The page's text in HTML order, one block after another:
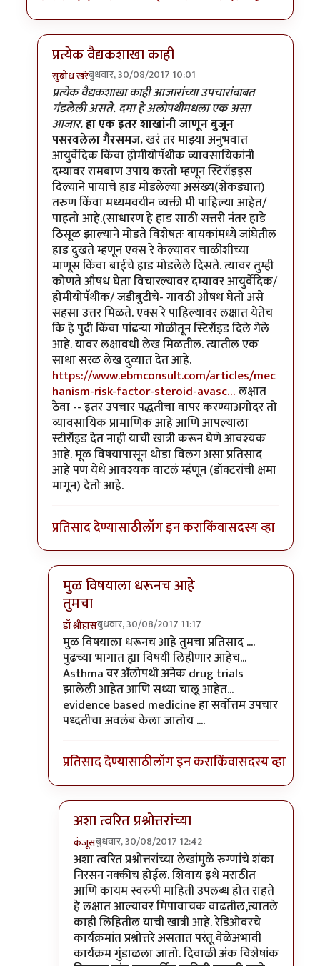
प्रत्येक वैद्यकशाखा काही
सुबोध खरेबुधवार, 30/08/2017 10:01
In reply toतुम्ही तुमच्याbyकंजूस
प्रत्येक वैद्यकशाखा काही आजारांच्या उपचारांबाबत
गंडलेली असते. दमा हे अलोपथीमधला एक असा
आजार.हा एक इतर शाखांनी जाणून बुजून
पसरवलेला गैरसमज.खरं तर माझ्या अनुभवात
आयुर्वेदिक किंवा होमीयोपॅथीक व्यावसायिकांनी
दम्यावर रामबाण उपाय करतो म्हणून स्टिरॉइड्स
दिल्याने पायाचे हाड मोडलेल्या असंख्य(शेकड्यात)
तरुण किंवा मध्यमवयीन व्यक्ती मी पाहिल्या आहेत/
पाहतो आहे.(साधारण हे हाड साठी सत्तरी नंतर हाडे
ठिसूळ झाल्याने मोडते विशेषतः बायकांमध्ये जांघेतील
हाड दुखते म्हणून एक्स रे केल्यावर चाळीशीच्या
माणूस किंवा बाईचे हाड मोडलेले दिसते. त्यावर तुम्ही
कोणते औषध घेता विचारल्यावर दम्यावर आयुर्वेदिक/
होमीयोपॅथीक/ जडीबुटीचे- गावठी औषध घेतो असे
सहसा उत्तर मिळते. एक्स रे पाहिल्यावर लक्षात येतेच
कि हे पुदी किंवा पांढऱ्या गोळीतून स्टिरॉइड दिले गेले
आहे. यावर लक्षावधी लेख मिळतील. त्यातील एक
साधा सरळ लेख दुव्यात देत आहे.
https://www.ebmconsult.com/articles/mec
hanism-risk-factor-steroid-avasc…लक्षात
ठेवा -- इतर उपचार पद्धतीचा वापर करण्याअगोदर तो
व्यावसायिक प्रामाणिक आहे आणि आपल्याला
स्टीरॉइड देत नाही याची खात्री करून घेणे आवश्यक
आहे. मूळ विषयापासून थोडा विलग असा प्रतिसाद
आहे पण येथे आवश्यक वाटलं म्हंणून (डॉक्टरांची क्षमा
मागून) देतो आहे.
प्रतिसाद देण्यासाठीलॉग इन कराकिंवासदस्य व्हा
मुळ विषयाला धरूनच आहे
तुमचा
डॉ श्रीहासबुधवार, 30/08/2017 11:17
In reply toप्रत्येक वैद्यकशाखा काहीbyसुबोध खरे
मुळ विषयाला धरूनच आहे तुमचा प्रतिसाद ....
पुढच्या भागात ह्या विषयी लिहीणार आहेच...
Asthma वर ॲलोपथी अनेक drug trials
झालेली आहेत आणि सध्या चालू आहेत...
evidence based medicine हा सर्वोत्तम उपचार
पध्दतीचा अवलंब केला जातोय ....
प्रतिसाद देण्यासाठीलॉग इन कराकिंवासदस्य व्हा
अशा त्वरित प्रश्नोत्तरांच्या
कंजूसबुधवार, 30/08/2017 12:42
In reply toमुळ विषयाला धरूनच आहे तुमचाby
अशा त्वरित प्रश्नोत्तरांच्या लेखांमुळे रुग्णांचे शंका
निरसन नक्कीच होईल. शिवाय इथे मराठीत
आणि कायम स्वरुपी माहिती उपलब्ध होत राहते
हे लक्षात आल्यावर मिपावाचक वाढतील,त्यातले
काही लिहितील याची खात्री आहे. रेडिओवरचे
कार्यक्रमांत प्रश्नोत्तरे असतात परंतू वेळेअभावी
कार्यक्रम गुंडाळला जातो. दिवाळी अंक विशेषांक